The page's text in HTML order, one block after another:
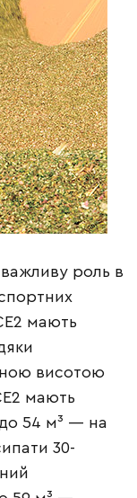
роль в
мають
висотою
мають
до 54 м³ — на
30-